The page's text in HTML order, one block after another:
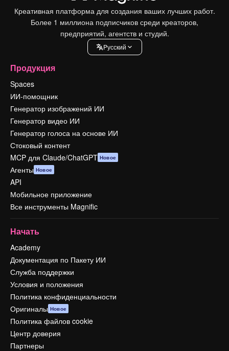
Креативная платформа для создания ваших лучших работ.
Более 1 миллиона подписчиков среди креаторов,
предприятий, агентств и студий.
Pусский
Продукция
Spaces
ИИ-помощник
Генератор изображений ИИ
Генератор видео ИИ
Генератор голоса на основе ИИ
Стоковый контент
MCP для Claude/ChatGPT Новое
Агенты Новое
API
Мобильное приложение
Все инструменты Magnific
Начать
Academy
Документация по Пакету ИИ
Служба поддержки
Условия и положения
Политика конфиденциальности
Оригиналы Новое
Политика файлов cookie
Центр доверия
Партнеры